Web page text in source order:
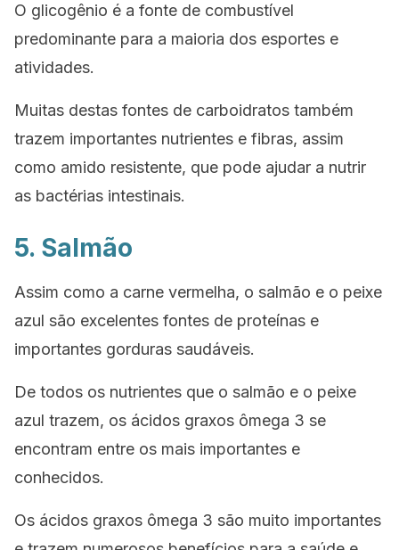
O glicogênio é a fonte de combustível
predominante para a maioria dos esportes e
atividades.
Muitas destas fontes de carboidratos também
trazem importantes nutrientes e fibras, assim
como amido resistente, que pode ajudar a nutrir
as bactérias intestinais.
5. Salmão
Assim como a carne vermelha, o salmão e o peixe
azul são excelentes fontes de proteínas e
importantes gorduras saudáveis.
De todos os nutrientes que o salmão e o peixe
azul trazem, os ácidos graxos ômega 3 se
encontram entre os mais importantes e
conhecidos.
Os ácidos graxos ômega 3 são muito importantes